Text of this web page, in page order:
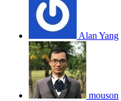
Alan Yang
mouson